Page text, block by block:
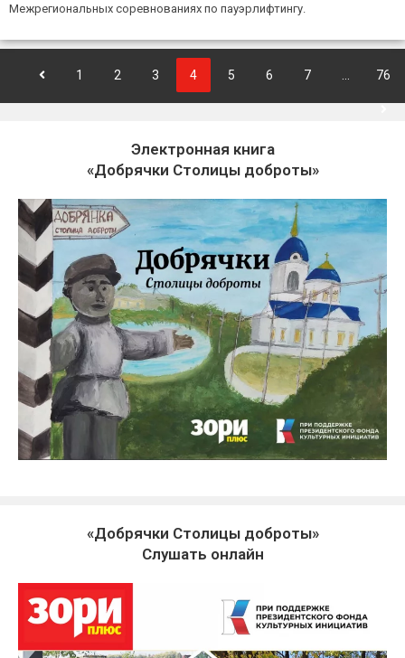
Межрегиональных соревнованиях по пауэрлифтингу.
1 2 3 4 5 6 7 76
Электронная книга
«Добрячки Столицы доброты»
«Добрячки Столицы доброты»
Слушать онлайн